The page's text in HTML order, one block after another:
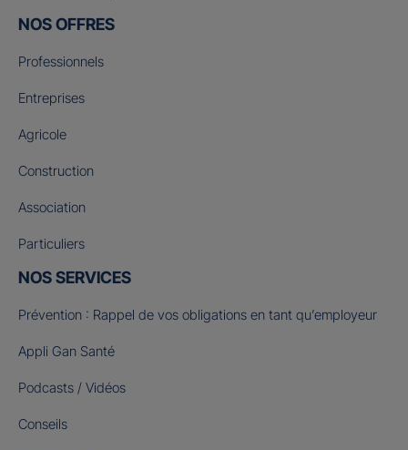
NOS OFFRES
Professionnels
Entreprises
Agricole
Construction
Association
Particuliers
NOS SERVICES
Prévention : Rappel de vos obligations en tant qu’employeur
Appli Gan Santé
Podcasts / Vidéos
Conseils